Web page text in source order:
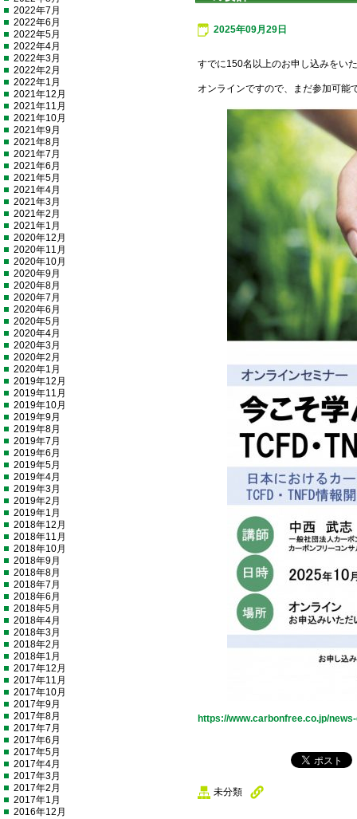
2025年09月29日
すでに150名以上のお申し込みをい
オンラインですので、まだ参加可能
https://www.carbonfree.co.jp/
未分類
2022年7月
2022年6月
2022年5月
2022年4月
2022年3月
2022年2月
2022年1月
2021年12月
2021年11月
2021年10月
2021年9月
2021年8月
2021年7月
2021年6月
2021年5月
2021年4月
2021年3月
2021年2月
2021年1月
2020年12月
2020年11月
2020年10月
2020年9月
2020年8月
2020年7月
2020年6月
2020年5月
2020年4月
2020年3月
2020年2月
2020年1月
2019年12月
2019年11月
2019年10月
2019年9月
2019年8月
2019年7月
2019年6月
2019年5月
2019年4月
2019年3月
2019年2月
2019年1月
2018年12月
2018年11月
2018年10月
2018年9月
2018年8月
2018年7月
2018年6月
2018年5月
2018年4月
2018年3月
2018年2月
2018年1月
2017年12月
2017年11月
2017年10月
2017年9月
2017年8月
2017年7月
2017年6月
2017年5月
2017年4月
2017年3月
2017年2月
2017年1月
2016年12月